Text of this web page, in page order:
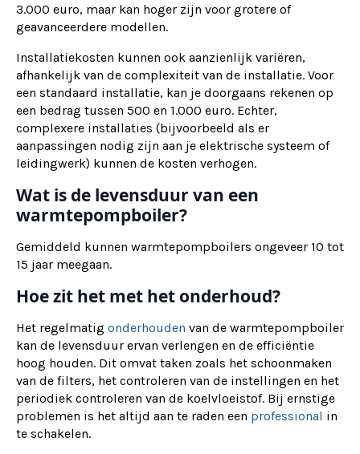
3.000 euro, maar kan hoger zijn voor grotere of
geavanceerdere modellen.
Installatiekosten kunnen ook aanzienlijk variëren,
afhankelijk van de complexiteit van de installatie. Voor
een standaard installatie, kan je doorgaans rekenen op
een bedrag tussen 500 en 1.000 euro. Echter,
complexere installaties (bijvoorbeeld als er
aanpassingen nodig zijn aan je elektrische systeem of
leidingwerk) kunnen de kosten verhogen.
Wat is de levensduur van een
warmtepompboiler?
Gemiddeld kunnen warmtepompboilers ongeveer 10 tot
15 jaar meegaan.
Hoe zit het met het onderhoud?
Het regelmatig onderhouden van de warmtepompboiler
kan de levensduur ervan verlengen en de efficiëntie
hoog houden. Dit omvat taken zoals het schoonmaken
van de filters, het controleren van de instellingen en het
periodiek controleren van de koelvloeistof. Bij ernstige
problemen is het altijd aan te raden een professional in
te schakelen.